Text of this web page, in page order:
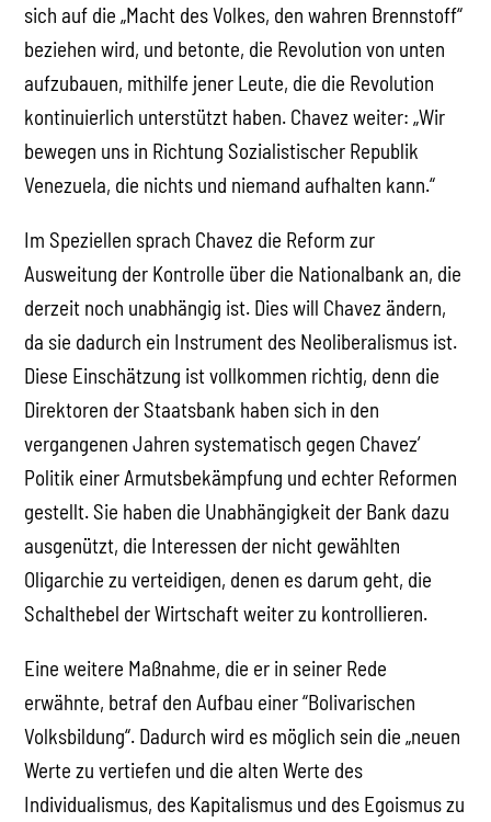
sich auf die „Macht des Volkes, den wahren Brennstoff“
beziehen wird, und betonte, die Revolution von unten
aufzubauen, mithilfe jener Leute, die die Revolution
kontinuierlich unterstützt haben. Chavez weiter: „Wir
bewegen uns in Richtung Sozialistischer Republik
Venezuela, die nichts und niemand aufhalten kann.“
Im Speziellen sprach Chavez die Reform zur
Ausweitung der Kontrolle über die Nationalbank an, die
derzeit noch unabhängig ist. Dies will Chavez ändern,
da sie dadurch ein Instrument des Neoliberalismus ist.
Diese Einschätzung ist vollkommen richtig, denn die
Direktoren der Staatsbank haben sich in den
vergangenen Jahren systematisch gegen Chavez’
Politik einer Armutsbekämpfung und echter Reformen
gestellt. Sie haben die Unabhängigkeit der Bank dazu
ausgenützt, die Interessen der nicht gewählten
Oligarchie zu verteidigen, denen es darum geht, die
Schalthebel der Wirtschaft weiter zu kontrollieren.
Eine weitere Maßnahme, die er in seiner Rede
erwähnte, betraf den Aufbau einer “Bolivarischen
Volksbildung“. Dadurch wird es möglich sein die „neuen
Werte zu vertiefen und die alten Werte des
Individualismus, des Kapitalismus und des Egoismus zu